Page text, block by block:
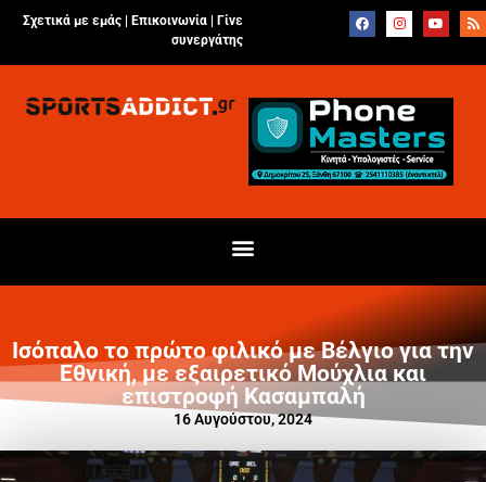
Σχετικά με εμάς | Επικοινωνία
Γίνε
συνεργάτης
Ισόπαλο το πρώτο φιλικό με Βέλγιο για την
Εθνική, με εξαιρετικό Μούχλια και
επιστροφή Κασαμπαλή
16 Αυγούστου, 2024